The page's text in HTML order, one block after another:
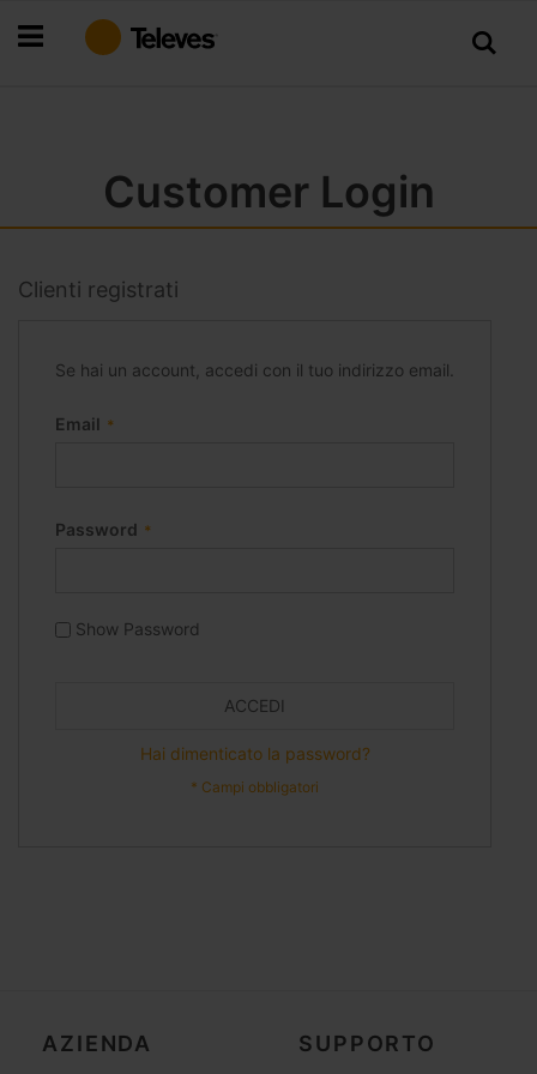
al
Customer Login
Clienti registrati
Se hai un account, accedi con il tuo indirizzo email.
Email
Password
Show Password
ACCEDI
Hai dimenticato la password?
AZIENDA SUPPORTO